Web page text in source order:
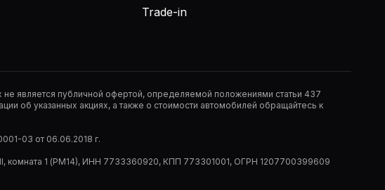
Trade-in
является публичной офертой, определяемой положениями статьи 437
об указанных акциях, а также о стоимости автомобилей обращайтесь к
03 от 06.06.2018 г.
комната 1 (РМ14), ИНН 7733360920, КПП 773301001, ОГРН 1207700399609